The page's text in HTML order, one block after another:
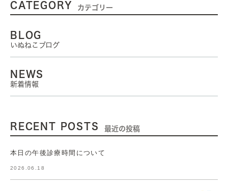
CATEGORY カテゴリー
BLOG
いぬねこブログ
NEWS
新着情報
RECENT POSTS 最近の投稿
本日の午後診療時間について
2026.06.18